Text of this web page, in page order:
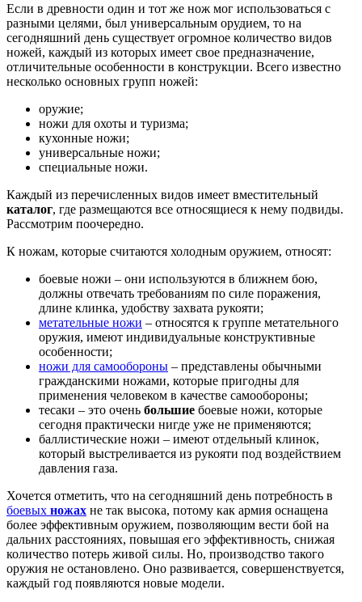
Если в древности один и тот же нож мог использоваться с
разными целями, был универсальным орудием, то на
сегодняшний день существует огромное количество видов
ножей, каждый из которых имеет свое предназначение,
отличительные особенности в конструкции. Всего известно
несколько основных групп ножей:
оружие;
ножи для охоты и туризма;
кухонные ножи;
универсальные ножи;
специальные ножи.
Каждый из перечисленных видов имеет вместительный
каталог, где размещаются все относящиеся к нему подвиды.
Рассмотрим поочередно.
К ножам, которые считаются холодным оружием, относят:
боевые ножи – они используются в ближнем бою,
должны отвечать требованиям по силе поражения,
длине клинка, удобству захвата рукояти;
метательные ножи – относятся к группе метательного
оружия, имеют индивидуальные конструктивные
особенности;
ножи для самообороны – представлены обычными
гражданскими ножами, которые пригодны для
применения человеком в качестве самообороны;
тесаки – это очень большие боевые ножи, которые
сегодня практически нигде уже не применяются;
баллистические ножи – имеют отдельный клинок,
который выстреливается из рукояти под воздействием
давления газа.
Хочется отметить, что на сегодняшний день потребность в
боевых ножах не так высока, потому как армия оснащена
более эффективным оружием, позволяющим вести бой на
дальних расстояниях, повышая его эффективность, снижая
количество потерь живой силы. Но, производство такого
оружия не остановлено. Оно развивается, совершенствуется,
каждый год появляются новые модели.